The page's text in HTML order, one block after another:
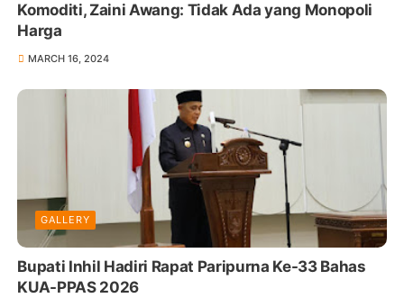
Komoditi, Zaini Awang: Tidak Ada yang Monopoli
Harga
MARCH 16, 2024
GALLERY
Bupati Inhil Hadiri Rapat Paripurna Ke-33 Bahas
KUA-PPAS 2026